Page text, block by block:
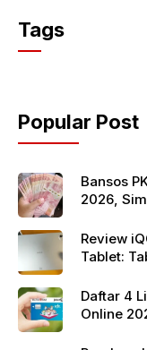
c
e
o
o
k
p
p
Tags
Popular Post
Bansos
2026,
Review
Tablet:
Daftar 4
Online